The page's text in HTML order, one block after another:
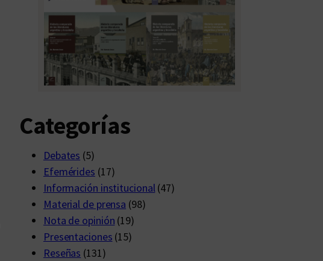
Categorías
Debates (5)
Efemérides (17)
Información institucional(47)
Material de prensa (98)
Nota de opinión (19)
Presentaciones (15)
Reseñas (131)